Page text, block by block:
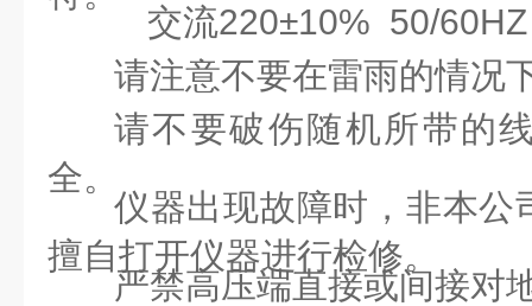
交流220±10% 50/60HZ
请注意不要在雷雨的情况
请不要破伤随机所带的
全。
仪器出现故障时，非本公
擅自打开仪器进行检修。
严禁高压端直接或间接对